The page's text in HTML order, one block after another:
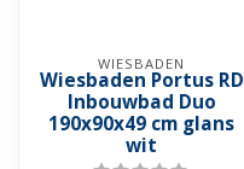
WIESBADEN
Wiesbaden Portus RD
Inbouwbad Duo
190x90x49 cm glans
wit